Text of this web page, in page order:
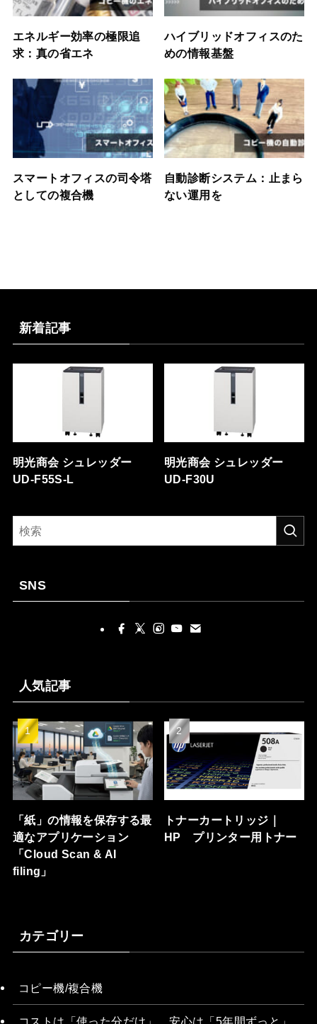
エネルギー効率の極限追
求：真の省エネ
ハイブリッドオフィスのた
めの情報基盤
スマートオフィスの司令塔
としての複合機
自動診断システム：止まら
ない運用を
新着記事
明光商会 シュレッダー
UD-F55S-L
明光商会 シュレッダー
UD-F30U
SNS
人気記事
「紙」の情報を保存する最
適なアプリケーション
「Cloud Scan & AI
filing」
トナーカートリッジ｜
HP プリンター用トナー
カテゴリー
コピー機/複合機
コストは「使った分だけ」。安心は「5年間ずっと」